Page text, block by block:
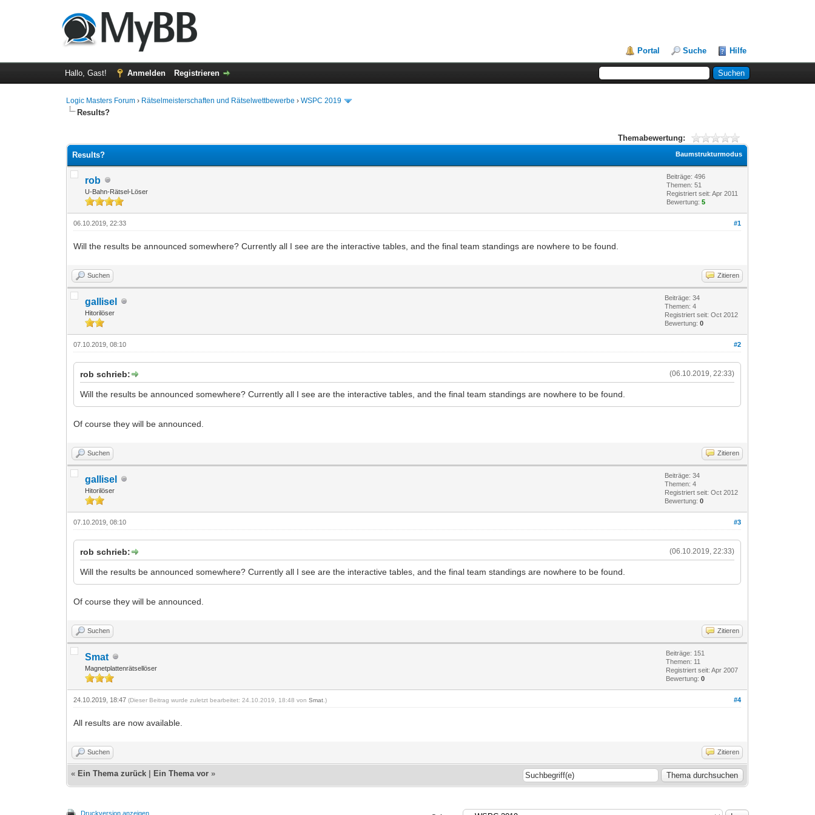
Portal Suche Hilfe
Hallo, Gast! Anmelden Registrieren
Logic Masters Forum › Rätselmeisterschaften und Rätselwettbewerbe ›WSPC 2019
Results?
Themabewertung:
Baumstrukturmodus
Results?
rob
U-Bahn-Rätsel-Löser
Beiträge: 496
Themen: 51
Registriert seit: Apr 2011
Bewertung:5
#1
06.10.2019, 22:33
Will the results be announced somewhere? Currently all I see are the interactive tables, and the final team standings are nowhere to be found.
Suchen Zitieren
gallisel
Hitorilöser
Beiträge: 34
Themen: 4
Registriert seit: Oct 2012
Bewertung:0
#2
07.10.2019, 08:10
(06.10.2019, 22:33)
rob schrieb:
Will the results be announced somewhere? Currently all I see are the interactive tables, and the final team standings are nowhere to be found.
Of course they will be announced.
Suchen Zitieren
gallisel
Hitorilöser
Beiträge: 34
Themen: 4
Registriert seit: Oct 2012
Bewertung:0
#3
07.10.2019, 08:10
(06.10.2019, 22:33)
rob schrieb:
Will the results be announced somewhere? Currently all I see are the interactive tables, and the final team standings are nowhere to be found.
Of course they will be announced.
Suchen Zitieren
Smat
Magnetplattenrätsellöser
Beiträge: 151
Themen: 11
Registriert seit: Apr 2007
Bewertung:0
#4
24.10.2019, 18:47(Dieser Beitrag wurde zuletzt bearbeitet: 24.10.2019, 18:48 vonSmat .)
All results are now available.
Suchen Zitieren
« Ein Thema zurück Ein Thema vor »
Druckversion anzeigen